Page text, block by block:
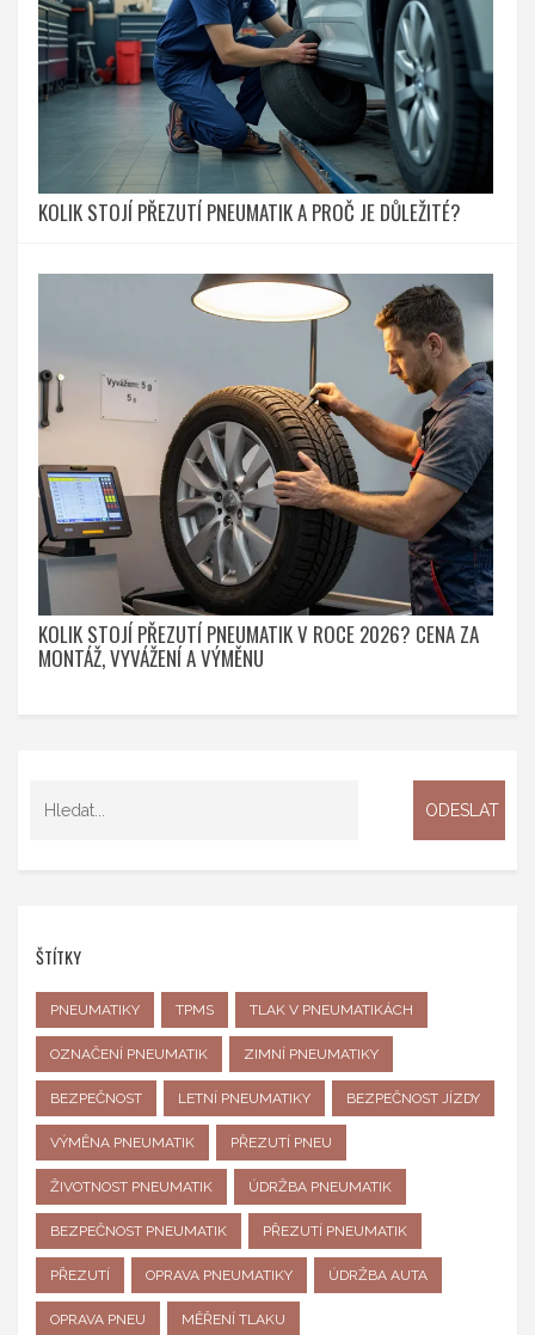
KOLIK STOJÍ PŘEZUTÍ PNEUMATIK A PROČ JE DŮLEŽITÉ?
KOLIK STOJÍ PŘEZUTÍ PNEUMATIK V ROCE 2026? CENA ZA
MONTÁŽ, VYVÁŽENÍ A VÝMĚNU
ŠTÍTKY
PNEUMATIKY TPMS TLAK V PNEUMATIKÁCH
OZNAČENÍ PNEUMATIK ZIMNÍ PNEUMATIKY
BEZPEČNOST LETNÍ PNEUMATIKY BEZPEČNOST JÍZDY
VÝMĚNA PNEUMATIK PŘEZUTÍ PNEU
ŽIVOTNOST PNEUMATIK ÚDRŽBA PNEUMATIK
BEZPEČNOST PNEUMATIK PŘEZUTÍ PNEUMATIK
PŘEZUTÍ OPRAVA PNEUMATIKY ÚDRŽBA AUTA
OPRAVA PNEU MĚŘENÍ TLAKU